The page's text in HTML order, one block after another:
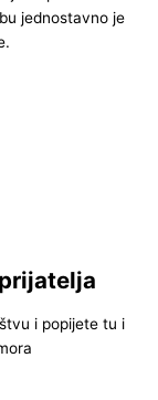
jednostavno je
i popijete tu i